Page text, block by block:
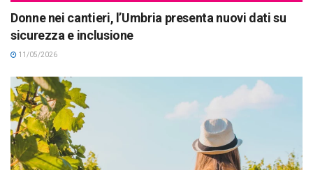
Donne nei cantieri, l’Umbria presenta nuovi dati su
sicurezza e inclusione
11/05/2026